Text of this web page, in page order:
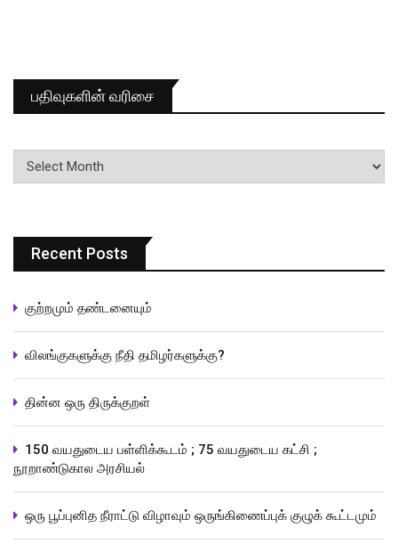
பதிவுகளின் வரிசை
பதிவுகளின்
வரிசை
Recent Posts
குற்றமும் தண்டனையும்
விலங்குகளுக்கு நீதி தமிழர்களுக்கு?
தின்ன ஒரு திருக்குறள்
150 வயதுடைய பள்ளிக்கூடம் ; 75 வயதுடைய கட்சி ;
நூறாண்டுகால அரசியல்
ஒரு பூப்புனித நீராட்டு விழாவும் ஒருங்கிணைப்புக் குழுக் கூட்டமும்